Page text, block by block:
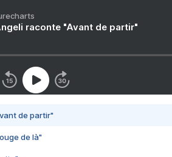
raconte "Avant de partir"
de partir"
de là"